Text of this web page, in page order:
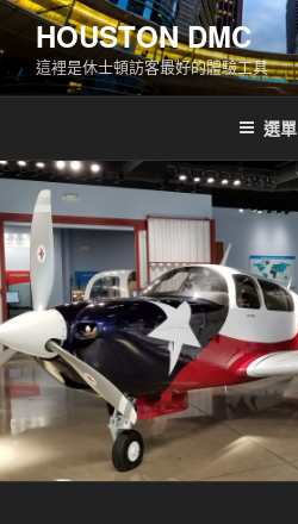
跳
主
要
容
HOUSTON DMC
這裡是休士頓訪客最好的體驗工具
選單